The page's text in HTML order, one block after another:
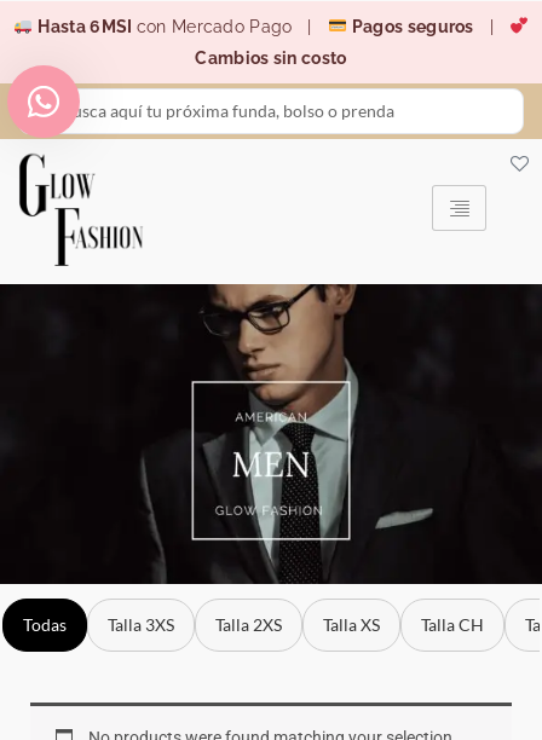
contenido
Hasta 6MSI con Mercado Pago | Pagos seguros
Cambios sin costo
Search
...
Todas Talla 3XS Talla 2XS Talla XS Talla CH